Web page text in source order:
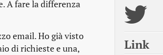
A fare la differenza
email. Ho già visto
di richieste e una,
Link